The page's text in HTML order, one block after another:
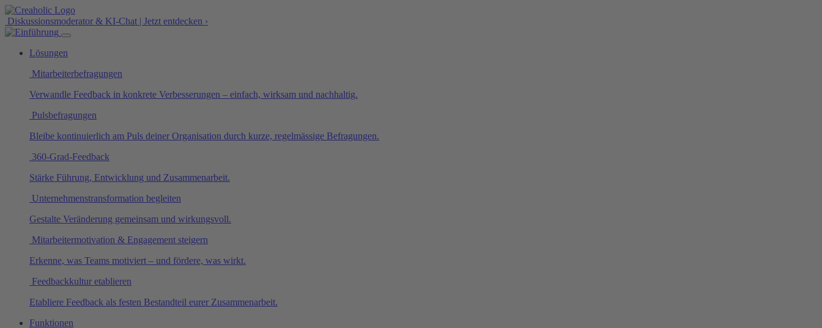
Diskussionsmoderator & KI-Chat | Jetzt entdecken ›
Lösungen
Mitarbeiterbefragungen
Verwandle Feedback in konkrete Verbesserungen – einfach, wirksam und nachhaltig.
Pulsbefragungen
Bleibe kontinuierlich am Puls deiner Organisation durch kurze, regelmässige Befragungen.
360-Grad-Feedback
Stärke Führung, Entwicklung und Zusammenarbeit.
Unternehmenstransformation begleiten
Gestalte Veränderung gemeinsam und wirkungsvoll.
Mitarbeitermotivation & Engagement steigern
Erkenne, was Teams motiviert – und fördere, was wirkt.
Feedbackkultur etablieren
Etabliere Feedback als festen Bestandteil eurer Zusammenarbeit.
Funktionen